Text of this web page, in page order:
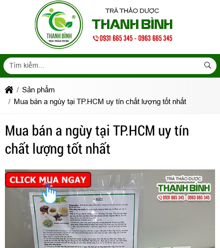
Sản phẩm
Mua bán a ngùy tại TP.HCM uy tín chất lượng tốt nhất
Mua bán a ngùy tại TP.HCM uy tín
chất lượng tốt nhất